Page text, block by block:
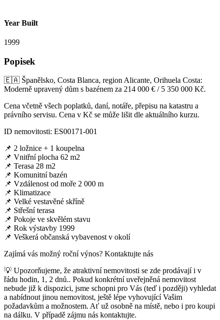
Year Built
1999
Popisek
🇪🇦 Španělsko, Costa Blanca, region Alicante, Orihuela Costa:
Moderně upravený dům s bazénem za 214 000 € / 5 350 000 Kč.
Cena včetně všech poplatků, daní, notáře, přepisu na katastru a
právního servisu. Cena v Kč se může lišit dle aktuálního kurzu.
ID nemovitosti: ES00171-001
📌 2 ložnice + 1 koupelna
📌 Vnitřní plocha 62 m2
📌 Terasa 28 m2
📌 Komunitní bazén
📌 Vzdálenost od moře 2 000 m
📌 Klimatizace
📌 Velké vestavěné skříně
📌 Střešní terasa
📌 Pokoje ve skvělém stavu
📌 Rok výstavby 1999
📌 Veškerá občanská vybavenost v okolí
Zajímá vás možný roční výnos? Kontaktujte nás
💡 Upozorňujeme, že atraktivní nemovitosti se zde prodávají i v
řádu hodin, 1, 2 dnů.. Pokud konkrétní uveřejněná nemovitost
nebude již k dispozici, jsme schopni pro Vás (teď i později) vyhledat
a nabídnout jinou nemovitost, ještě lépe vyhovující Vašim
požadavkům a možnostem. Ať už osobně na místě, nebo i pro koupi
na dálku. V případě zájmu nás kontaktujte.